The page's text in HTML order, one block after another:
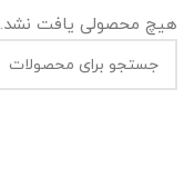
هیچ محصولی یافت نشد.